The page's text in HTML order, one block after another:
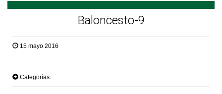
Baloncesto-9
15 mayo 2016
Categorías: